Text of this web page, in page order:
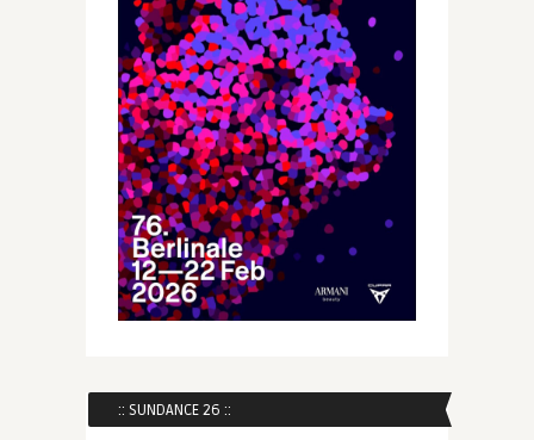
:: SUNDANCE 26 ::